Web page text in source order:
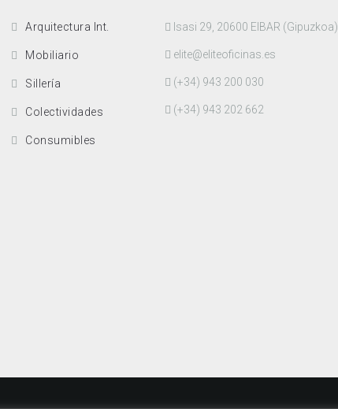
Arquitectura Int.
Mobiliario
Sillería
Colectividades
Consumibles
Isasi 29, 20600 EIBAR (Gipuzkoa)
elite@eliteoficinas.es
(+34) 943 200 030
(+34) 943 202 662